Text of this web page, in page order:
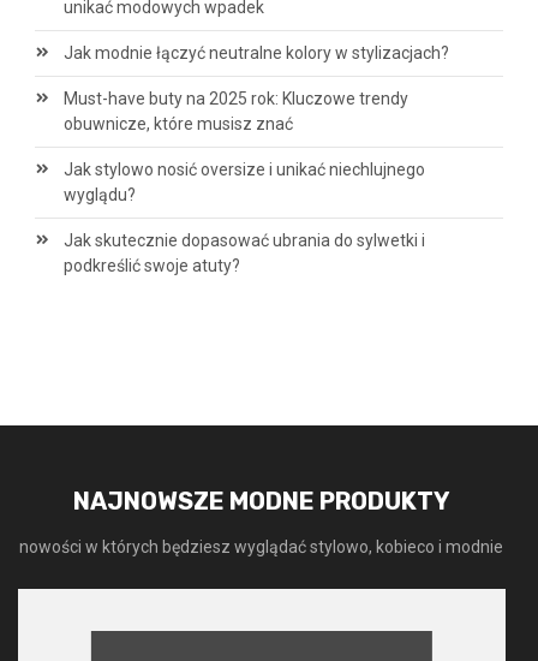
unikać modowych wpadek
Jak modnie łączyć neutralne kolory w stylizacjach?
Must-have buty na 2025 rok: Kluczowe trendy
obuwnicze, które musisz znać
Jak stylowo nosić oversize i unikać niechlujnego
wyglądu?
Jak skutecznie dopasować ubrania do sylwetki i
podkreślić swoje atuty?
NAJNOWSZE MODNE PRODUKTY
nowości w których będziesz wyglądać stylowo, kobieco i modnie